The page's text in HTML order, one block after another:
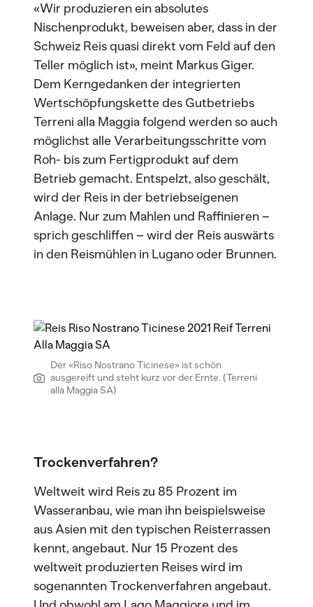
«Wir produzieren ein absolutes
Nischenprodukt, beweisen aber, dass in der
Schweiz Reis quasi direkt vom Feld auf den
Teller möglich ist», meint Markus Giger.
Dem Kerngedanken der integrierten
Wertschöpfungskette des Gutbetriebs
Terreni alla Maggia folgend werden so auch
möglichst alle Verarbeitungsschritte vom
Roh- bis zum Fertigprodukt auf dem
Betrieb gemacht. Entspelzt, also geschält,
wird der Reis in der betriebseigenen
Anlage. Nur zum Mahlen und Raffinieren –
sprich geschliffen – wird der Reis auswärts
in den Reismühlen in Lugano oder Brunnen.
Der «Riso Nostrano Ticinese» ist schön
ausgereift und steht kurz vor der Ernte. (Terreni
alla Maggia SA)
Trockenverfahren?
Weltweit wird Reis zu 85 Prozent im
Wasseranbau, wie man ihn beispielsweise
aus Asien mit den typischen Reisterrassen
kennt, angebaut. Nur 15 Prozent des
weltweit produzierten Reises wird im
sogenannten Trockenverfahren angebaut.